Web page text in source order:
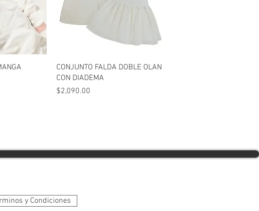
Vista rápida
CONJUNTO FALDA DOBLE OLAN
CON DIADEMA
Precio
$2,090.00
y Condiciones